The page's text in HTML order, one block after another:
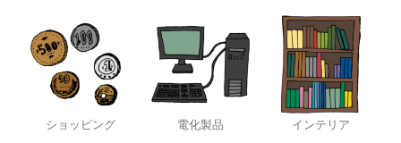
ショッピング 電化製品 インテリア